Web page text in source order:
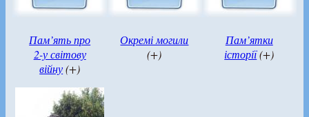
Пам’ять про
2-у світову
війну(+)
Окремі могили
(+)
Пам’ятки
історії(+)